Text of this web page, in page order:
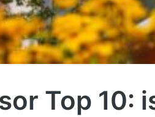
Top 10: